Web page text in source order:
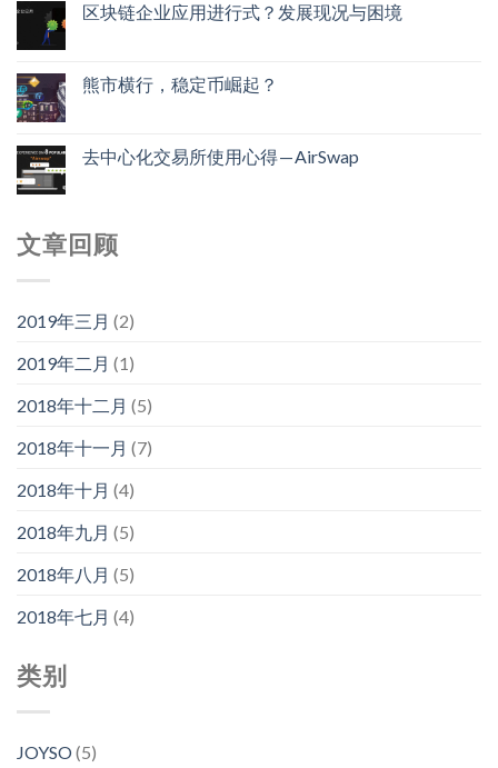
区块链企业应用进行式？发展现况与困境
熊市横行，稳定币崛起？
去中心化交易所使用心得 — AirSwap
文章回顾
2019年三月 (2)
2019年二月 (1)
2018年十二月 (5)
2018年十一月 (7)
2018年十月 (4)
2018年九月 (5)
2018年八月 (5)
2018年七月 (4)
类别
JOYSO(5)